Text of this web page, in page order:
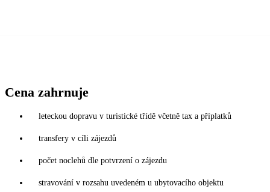
Cena zahrnuje
leteckou dopravu v turistické třídě včetně tax a příplatků
transfery v cíli zájezdů
počet noclehů dle potvrzení o zájezdu
stravování v rozsahu uvedeném u ubytovacího objektu